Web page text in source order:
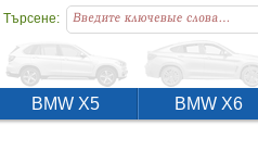
Търсене:
BMW X5 BMW X6